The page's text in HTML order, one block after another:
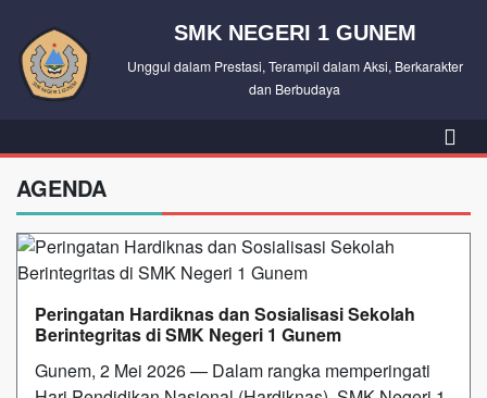
SMK NEGERI 1 GUNEM
Unggul dalam Prestasi, Terampil dalam Aksi, Berkarakter
dan Berbudaya
AGENDA
Peringatan Hardiknas dan Sosialisasi Sekolah
Berintegritas di SMK Negeri 1 Gunem
Gunem, 2 Mei 2026 — Dalam rangka memperingati